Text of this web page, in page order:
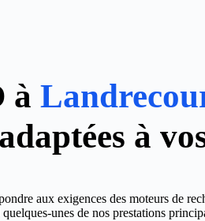
à
à
aux exigences des moteurs de
unes de nos prestations